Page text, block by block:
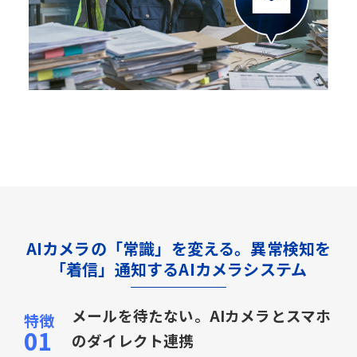
AIカメラの「常識」を変える。異常検知を
「着信」通知するAIカメラシステム
メールを待たない。AIカメラとスマホ
のダイレクト連携